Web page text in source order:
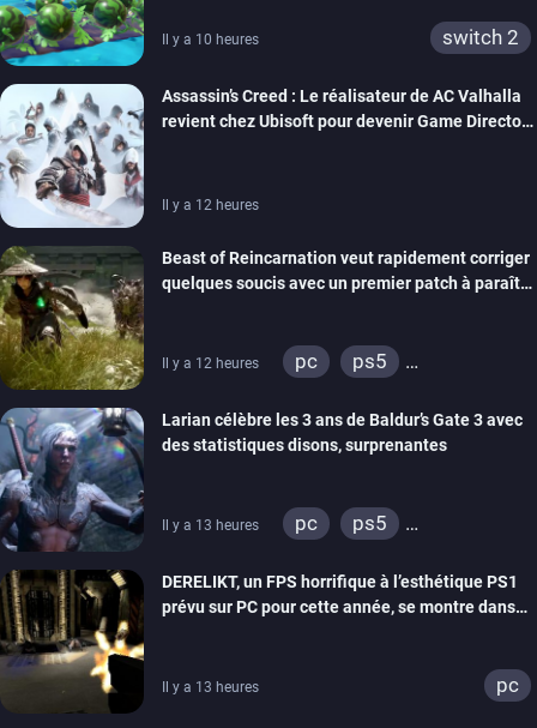
Il y a 10 heures switch 2
Assassin’s Creed : Le réalisateur de AC Valhalla
revient chez Ubisoft pour devenir Game Director
Il y a 12 heures
Beast of Reincarnation veut rapidement corriger
quelques soucis avec un premier patch à paraître
Il y a 12 heures pc
ps5
Larian célèbre les 3 ans de Baldur’s Gate 3 avec
des statistiques disons, surprenantes
Il y a 13 heures pc
ps5
DERELIKT, un FPS horrifique à l’esthétique PS1
prévu sur PC pour cette année, se montre dans
Il y a 13 heures pc